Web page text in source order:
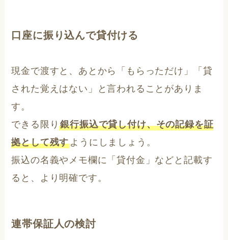
口座に振り込んで貸付ける
現金で渡すと、あとから「もらっただけ」「貸
された覚えはない」と言われることがありま
す。
できる限り銀行振込で貸し付け、その記録を証
拠として残すようにしましょう。
振込の名義やメモ欄に「貸付金」などと記載す
ると、より明確です。
連帯保証人の検討